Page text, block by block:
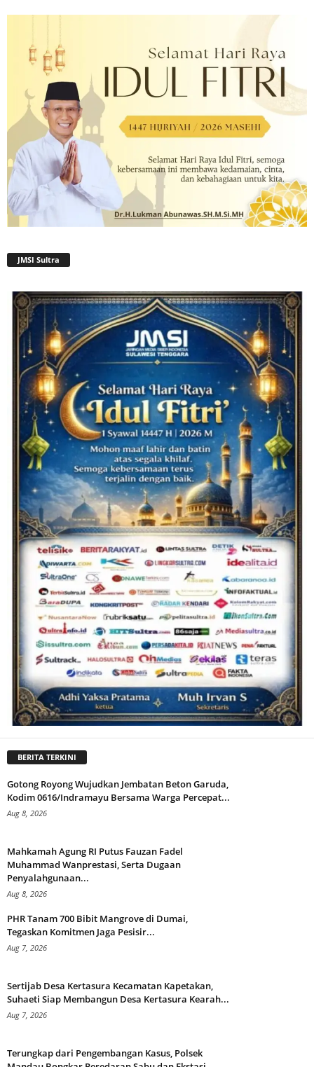
JMSI Sultra
BERITA TERKINI
Gotong Royong Wujudkan Jembatan Beton Garuda,
Kodim 0616/Indramayu Bersama Warga Percepat...
Aug 8, 2026
Mahkamah Agung RI Putus Fauzan Fadel
Muhammad Wanprestasi, Serta Dugaan
Penyalahgunaan...
Aug 8, 2026
PHR Tanam 700 Bibit Mangrove di Dumai,
Tegaskan Komitmen Jaga Pesisir...
Aug 7, 2026
Sertijab Desa Kertasura Kecamatan Kapetakan,
Suhaeti Siap Membangun Desa Kertasura Kearah...
Aug 7, 2026
Terungkap dari Pengembangan Kasus, Polsek